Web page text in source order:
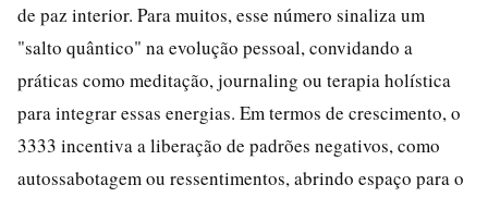
de paz interior. Para muitos, esse número sinaliza um
"salto quântico" na evolução pessoal, convidando a
práticas como meditação, journaling ou terapia holística
para integrar essas energias. Em termos de crescimento, o
3333 incentiva a liberação de padrões negativos, como
autossabotagem ou ressentimentos, abrindo espaço para o